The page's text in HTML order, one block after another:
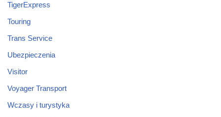
TigerExpress
Touring
Trans Service
Ubezpieczenia
Visitor
Voyager Transport
Wczasy i turystyka